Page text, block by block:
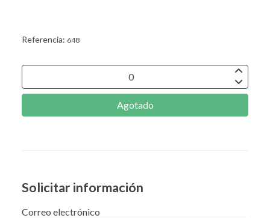
Referencia: 648
Agotado
Solicitar información
Correo electrónico